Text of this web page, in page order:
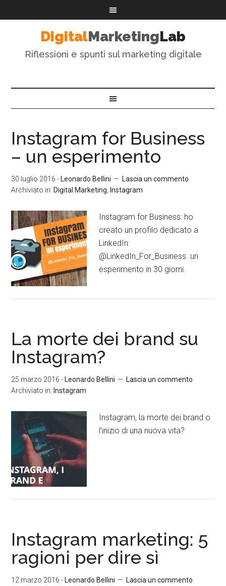
DigitalMarketingLab
Riflessioni e spunti sul marketing digitale
Instagram for Business
– un esperimento
30 luglio 2016 - Leonardo Bellini
Lascia un commento
Archiviato in: Digital Marketing Instagram
Instagram for Business: ho
creato un profilo dedicato a
LinkedIn:
@LinkedIn_For_Business. un
esperimento in 30 giorni.
La morte dei brand su
Instagram?
25 marzo 2016 - Leonardo Bellini
Lascia un commento
Archiviato in: Instagram
Instagram, la morte dei brand o
l’inizio di una nuova vita?
Instagram marketing: 5
ragioni per dire sì
12 marzo 2016 - Leonardo Bellini
Lascia un commento